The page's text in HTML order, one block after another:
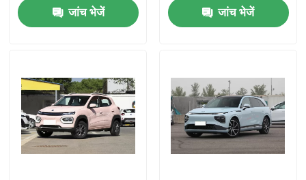
उत्पाद
वीडियो
जांच भेजें
जांच भेजें